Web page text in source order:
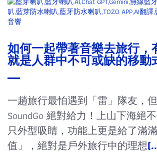
如何一起帶著音樂去旅行，
就是人群中不可或缺的移動
一趟旅行最怕遇到「雷」隊友，但
SoundGo 絕對給力！上山下海絕
只外型吸睛，功能上更是給了滿
值」，絕對是戶外旅行中的理想